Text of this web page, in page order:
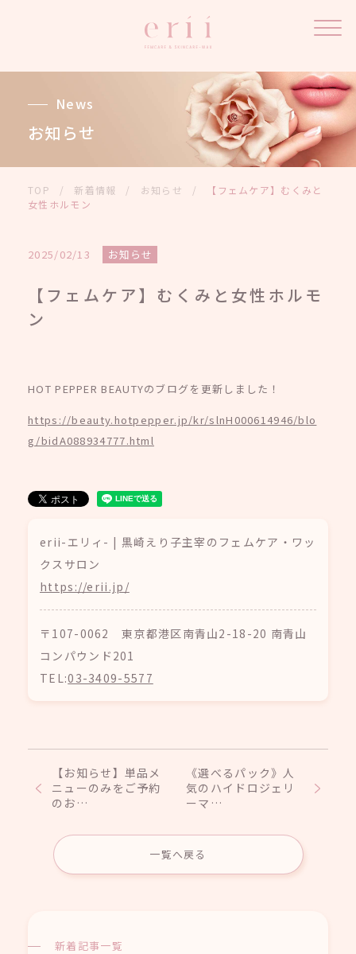
News
お知らせ
TOP / 新着情報 / お知らせ /
【フェムケア】むくみと
女性ホルモン
2025/02/13 お知らせ
【フェムケア】むくみと女性ホルモ
ン
HOT PEPPER BEAUTYのブログを更新しました！
https://beauty.hotpepper.jp/kr/slnH000614946/blo
g/bidA088934777.html
erii-エリィ- | 黒崎えり子主宰のフェムケア・ワッ
クスサロン
https://erii.jp/
〒107-0062 東京都港区南青山2-18-20 南青山
コンパウンド201
TEL:03-3409-5577
【お知らせ】単品メ
ニューのみをご予約
のお…
《選べるパック》人
気のハイドロジェリ
ーマ…
一覧へ戻る
新着記事一覧